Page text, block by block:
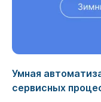
Умная
сервисных